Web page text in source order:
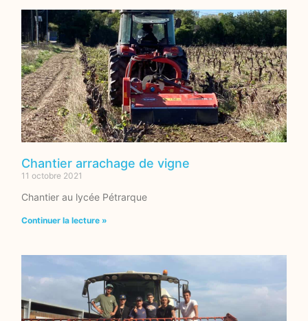
Chantier arrachage de vigne
11 octobre 2021
Chantier au lycée Pétrarque
Continuer la lecture »